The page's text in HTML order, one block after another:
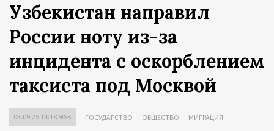
Узбекистан направил
России ноту из-за
инцидента с оскорблением
таксиста под Москвой
03.09.25 14:18 MSK ГОСУДАРСТВО ОБЩЕСТВО МИГРАЦИЯ